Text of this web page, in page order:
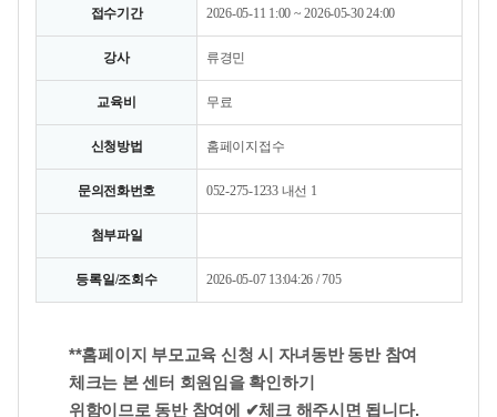
접수기간 2026-05-11 1:00 ~ 2026-05-30 24:00
강사 류경민
교육비 무료
신청방법 홈페이지접수
문의전화번호 052-275-1233 내선 1
첨부파일
등록일/조회수 2026-05-07 13:04:26 / 705
**홈페이지 부모교육 신청 시 자녀동반 동반 참여
체크는 본 센터 회원임을 확인하기
위함이므로 동반 참여에 ✔체크 해주시면 됩니다.